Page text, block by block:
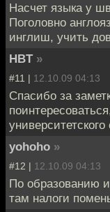
Насчет языка у
Поголовно
инглиш, учить
HBT »
#11 | 12.10.09 04:13
Спасибо за
yohoho »
#12 | 12.10.09 04:13
По образованию
там налоги